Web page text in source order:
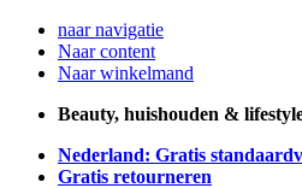
naar navigatie
Naar content
Naar winkelmand
Beauty, huishouden &
Nederland: Gratis
Gratis retourneren